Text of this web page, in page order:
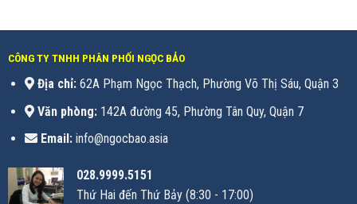
CÔNG TY TNHH PHÂN PHỐI NGỌC BẢO
Địa chỉ:62A Phạm Ngọc Thạch, Phường Võ Thị Sáu, Quận 3
Văn phòng:142A đường 45, Phường Tân Quy, Quận 7
Email:info@ngocbao.asia
028.9999.5151
Thứ Hai đến Thứ Bảy (8:30 - 17:00)